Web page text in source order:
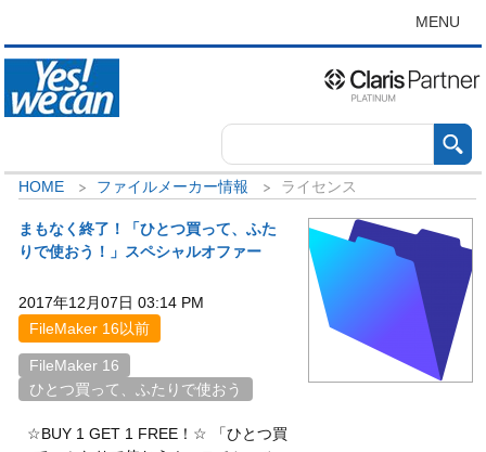
MENU
HOME ファイルメーカー情報 ライセンス
まもなく終了！「ひとつ買って、ふた
りで使おう！」スペシャルオファー
2017年12月07日 03:14 PM
FileMaker 16以前
FileMaker 16
ひとつ買って、ふたりで使おう
☆BUY 1 GET 1 FREE！☆ 「ひとつ買